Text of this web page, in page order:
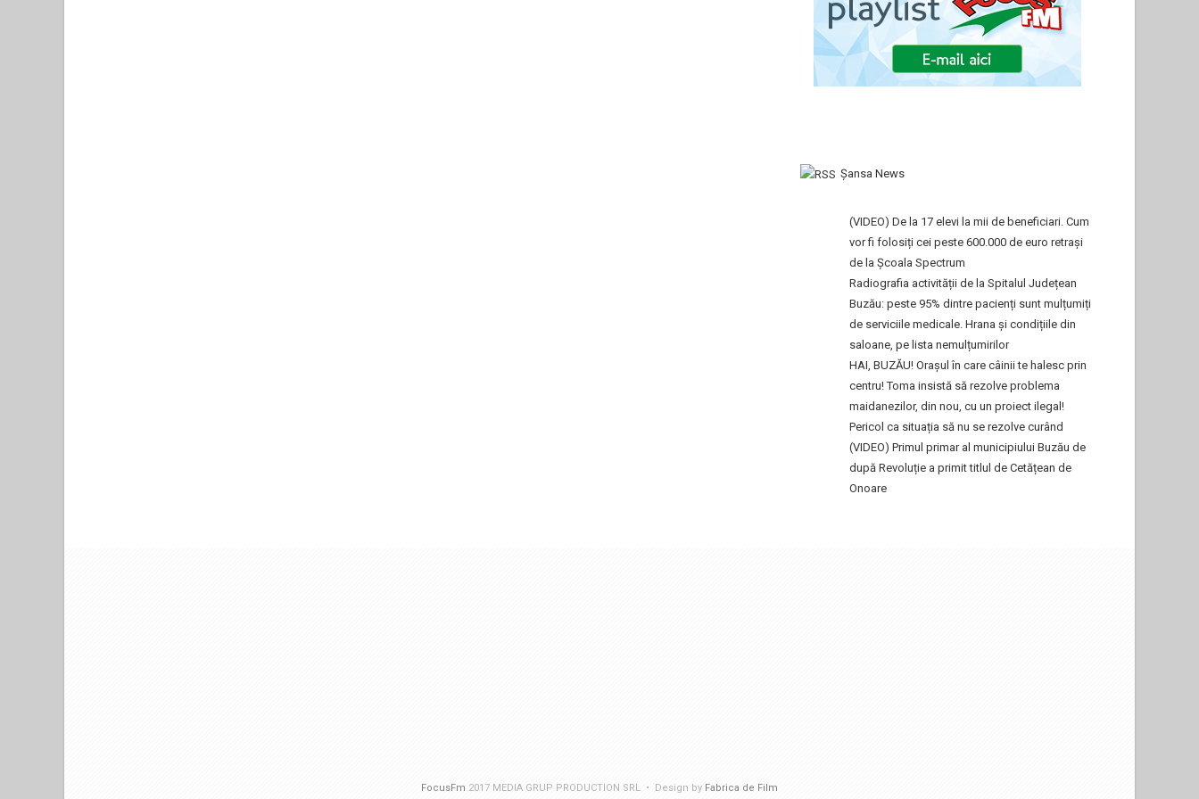
Şansa News
(VIDEO) De la 17 elevi la mii de beneficiari. Cum
vor fi folosiți cei peste 600.000 de euro retrași
de la Școala Spectrum
Radiografia activității de la Spitalul Județean
Buzău: peste 95% dintre pacienți sunt mulțumiți
de serviciile medicale. Hrana și condițiile din
saloane, pe lista nemulțumirilor
HAI, BUZĂU! Orașul în care câinii te halesc prin
centru! Toma insistă să rezolve problema
maidanezilor, din nou, cu un proiect ilegal!
Pericol ca situația să nu se rezolve curând
(VIDEO) Primul primar al municipiului Buzău de
după Revoluție a primit titlul de Cetățean de
Onoare
FocusFm 2017 MEDIA GRUP PRODUCTION SRL • Design by Fabrica de Film